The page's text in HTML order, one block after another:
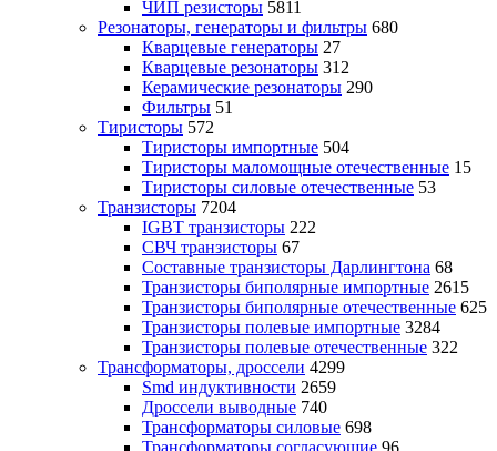
ЧИП резисторы 5811
Резонаторы, генераторы и фильтры 680
Кварцевые генераторы 27
Кварцевые резонаторы 312
Керамические резонаторы 290
Фильтры 51
Тиристоры 572
Тиристоры импортные 504
Тиристоры маломощные отечественные 15
Тиристоры силовые отечественные 53
Транзисторы 7204
IGBT транзисторы 222
СВЧ транзисторы 67
Составные транзисторы Дарлингтона 68
Транзисторы биполярные импортные 2615
Транзисторы биполярные отечественные 625
Транзисторы полевые импортные 3284
Транзисторы полевые отечественные 322
Трансформаторы, дроссели 4299
Smd индуктивности 2659
Дроссели выводные 740
Трансформаторы силовые 698
Трансформаторы согласующие 96